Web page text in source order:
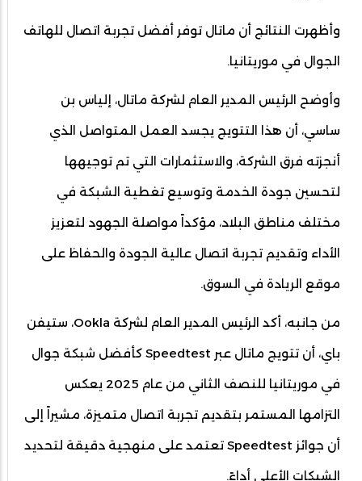
وأظهرت النتائج أن ماتال توفر أفضل تجربة اتصال للهاتف
الجوال في موريتانيا.
وأوضح الرئيس المدير العام لشركة ماتال، إلياس بن
ساسي، أن هذا التتويج يجسد العمل المتواصل الذي
أنجزته فرق الشركة، والاستثمارات التي تم توجيهها
لتحسين جودة الخدمة وتوسيع تغطية الشبكة في
مختلف مناطق البلاد، مؤكداً مواصلة الجهود لتعزيز
الأداء وتقديم تجربة اتصال عالية الجودة والحفاظ على
موقع الريادة في السوق.
من جانبه، أكد الرئيس المدير العام لشركة Ookla، ستيفن
باي، أن تتويج ماتال عبر Speedtest كأفضل شبكة جوال
في موريتانيا للنصف الثاني من عام 2025 يعكس
التزامها المستمر بتقديم تجربة اتصال متميزة، مشيراً إلى
أن جوائز Speedtest تعتمد على منهجية دقيقة لتحديد
الشبكات الأعلى أداءً.